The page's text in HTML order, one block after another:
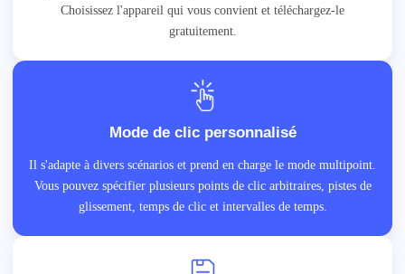
Choisissez l'appareil qui vous convient et téléchargez-le
gratuitement.
Mode de clic personnalisé
Il s'adapte à divers scénarios et prend en charge le mode multipoint.
Vous pouvez spécifier plusieurs points de clic arbitraires, pistes de
glissement, temps de clic et intervalles de temps.